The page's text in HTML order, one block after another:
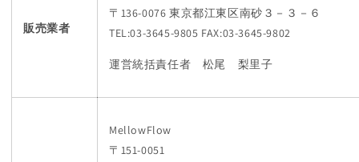
販売業者
〒136-0076 東京都江東区南砂３－３－６
TEL:03-3645-9805 FAX:03-3645-9802
運営統括責任者 松尾 梨里子
MellowFlow
〒151-0051